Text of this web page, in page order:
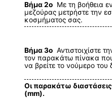
Βήμα 2ο Με τη βοήθεια
μεζούρας μετρήστε την
κοσμήματος σας.
Βήμα 3ο Αντιστοιχίστε
τον παρακάτω πίνακα
να βρείτε το νούμερο του
Οι παρακάτω διαστάσεις
(mm).